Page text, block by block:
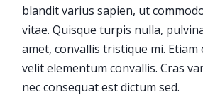
blandit varius sapien, ut
vitae. Quisque turpis nulla,
amet, convallis tristique mi.
velit elementum convallis. Cras
nec consequat est dictum sed.